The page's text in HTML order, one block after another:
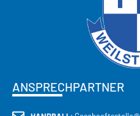
ANSPRECHPARTNER